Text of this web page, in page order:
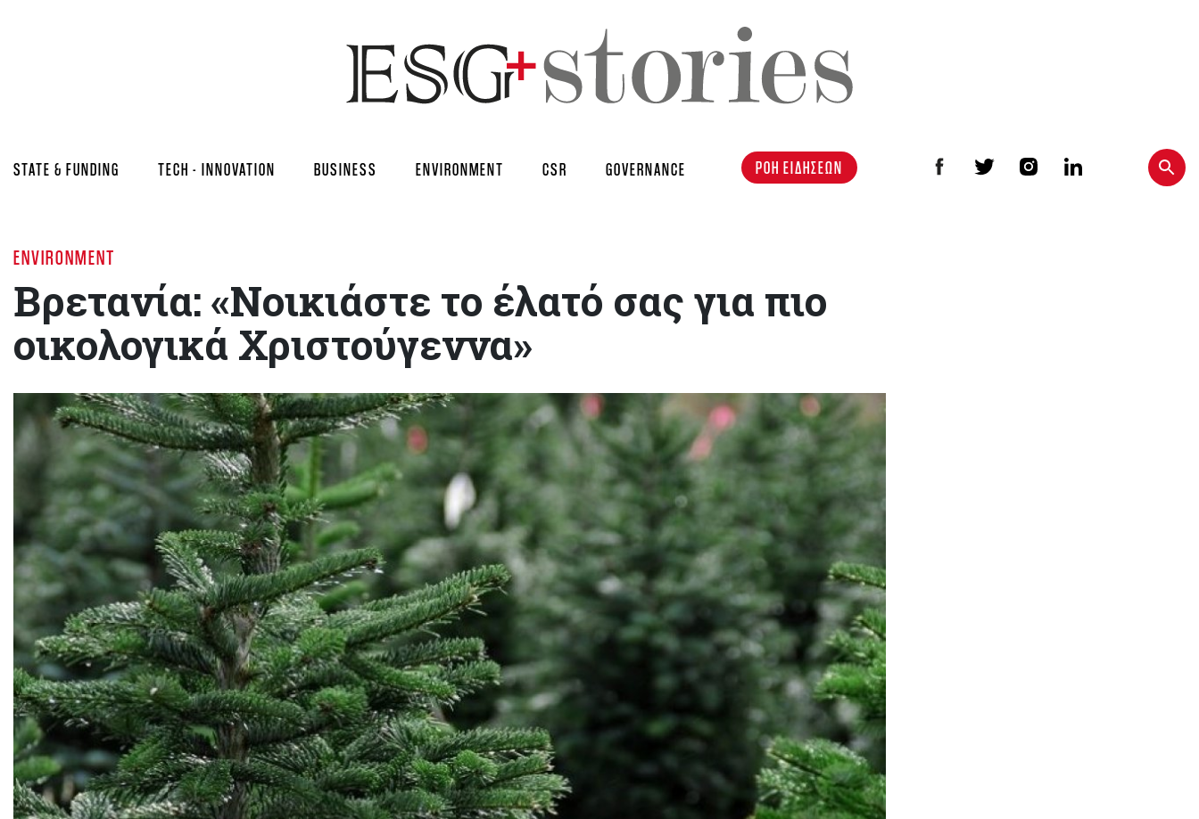
STATE & FUNDING TECH - INNOVATION BUSINESS ENVIRONMENT CSR GOVERNANCE ΡΟΗ ΕΙΔΗΣΕΩΝ
ENVIRONMENT
Βρετανία: «Νοικιάστε το έλατό σας για πιο
οικολογικά Χριστούγεννα»